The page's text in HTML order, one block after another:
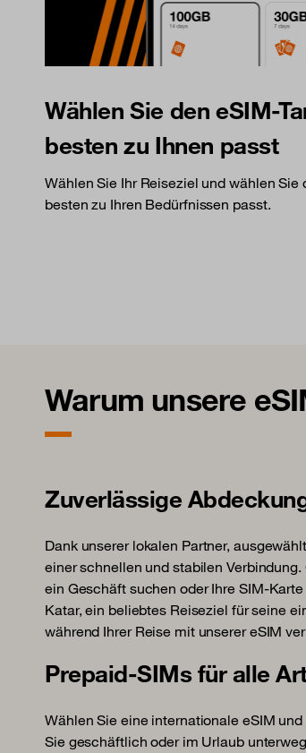
Wählen Sie den eSIM-
besten zu Ihnen passt
Wählen Sie Ihr Reiseziel und wählen Sie
besten zu Ihren Bedürfnissen passt.
Warum unsere
Zuverlässige
Dank unserer lokalen Partner,
einer schnellen und stabilen
ein Geschäft suchen oder Ihre SIM-
Katar, ein beliebtes Reiseziel für seine
während Ihrer Reise mit unserer eSIM
Prepaid-SIMs für alle
Wählen Sie eine internationale eSIM
Sie geschäftlich oder im Urlaub